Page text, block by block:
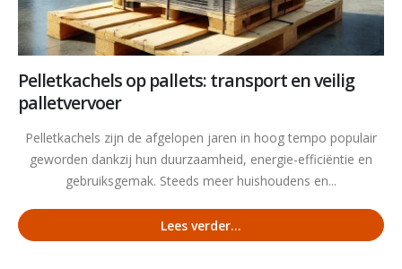
Pelletkachels op pallets: transport en veilig
palletvervoer
Pelletkachels zijn de afgelopen jaren in hoog tempo populair
geworden dankzij hun duurzaamheid, energie-efficiëntie en
gebruiksgemak. Steeds meer huishoudens en...
Lees verder...